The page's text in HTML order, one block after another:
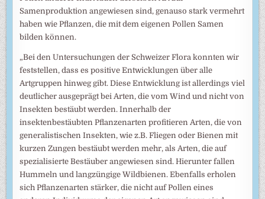
Samenproduktion angewiesen sind, genauso stark vermehrt
haben wie Pflanzen, die mit dem eigenen Pollen Samen
bilden können.
„Bei den Untersuchungen der Schweizer Flora konnten wir
feststellen, dass es positive Entwicklungen über alle
Artgruppen hinweg gibt. Diese Entwicklung ist allerdings viel
deutlicher ausgeprägt bei Arten, die vom Wind und nicht von
Insekten bestäubt werden. Innerhalb der
insektenbestäubten Pflanzenarten profitieren Arten, die von
generalistischen Insekten, wie z.B. Fliegen oder Bienen mit
kurzen Zungen bestäubt werden mehr, als Arten, die auf
spezialisierte Bestäuber angewiesen sind. Hierunter fallen
Hummeln und langzüngige Wildbienen. Ebenfalls erholen
sich Pflanzenarten stärker, die nicht auf Pollen eines